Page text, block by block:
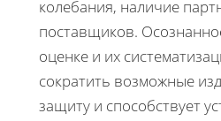
колебания, наличие
поставщиков.
оценке и их
сократить возможные
защиту и способствует